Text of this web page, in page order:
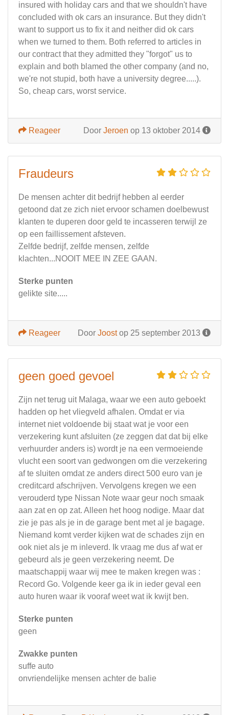
insured with holiday cars and that we shouldn't have
concluded with ok cars an insurance. But they didn't
want to support us to fix it and neither did ok cars
when we turned to them. Both referred to articles in
our contract that they admitted they "forgot" us to
explain and both blamed the other company (and no,
we're not stupid, both have a university degree.....).
So, cheap cars, worst service.
Door Jeroen op 13 oktober 2014
Reageer
Fraudeurs
De mensen achter dit bedrijf hebben al eerder
getoond dat ze zich niet ervoor schamen doelbewust
klanten te duperen door geld te incasseren terwijl ze
op een faillissement afsteven.
Zelfde bedrijf, zelfde mensen, zelfde
klachten...NOOIT MEE IN ZEE GAAN.
Sterke punten
gelikte site.....
Door Joostop 25 september 2013
Reageer
geen goed gevoel
Zijn net terug uit Malaga, waar we een auto geboekt
hadden op het vliegveld afhalen. Omdat er via
internet niet voldoende bij staat wat je voor een
verzekering kunt afsluiten (ze zeggen dat dat bij elke
verhuurder anders is) wordt je na een vermoeiende
vlucht een soort van gedwongen om die verzekering
af te sluiten omdat ze anders direct 500 euro van je
creditcard afschrijven. Vervolgens kregen we een
verouderd type Nissan Note waar geur noch smaak
aan zat en op zat. Alleen het hoog nodige. Maar dat
zie je pas als je in de garage bent met al je bagage.
Niemand komt verder kijken wat de schades zijn en
ook niet als je m inleverd. Ik vraag me dus af wat er
gebeurd als je geen verzekering neemt. De
maatschappij waar wij mee te maken kregen was :
Record Go. Volgende keer ga ik in ieder geval een
auto huren waar ik vooraf weet wat ik kwijt ben.
Sterke punten
geen
Zwakke punten
suffe auto
onvriendelijke mensen achter de balie